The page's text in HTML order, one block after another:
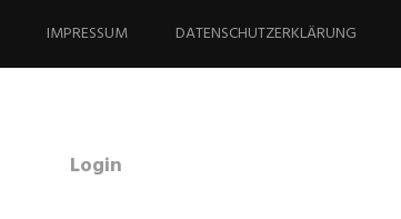
IMPRESSUM DATENSCHUTZERKLÄRUNG
Login